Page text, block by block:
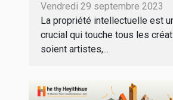
Vendredi 29 septembre 2023
La propriété intellectuelle est
crucial qui touche tous les
soient artistes,...